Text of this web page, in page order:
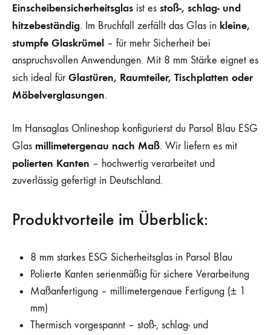
Einscheibensicherheitsglas ist es stoß-, schlag- und
hitzebeständig. Im Bruchfall zerfällt das Glas in kleine,
stumpfe Glaskrümel – für mehr Sicherheit bei
anspruchsvollen Anwendungen. Mit 8 mm Stärke eignet es
sich ideal fürGlastüren, Raumteiler, Tischplatten oder
Möbelverglasungen.
Im Hansaglas Onlineshop konfigurierst du Parsol Blau ESG
Glas millimetergenau nach Maß. Wir liefern es mit
polierten Kanten – hochwertig verarbeitet und
zuverlässig gefertigt in Deutschland.
Produktvorteile im Überblick:
8 mm starkes ESG Sicherheitsglas in Parsol Blau
Polierte Kanten serienmäßig für sichere Verarbeitung
Maßanfertigung – millimetergenaue Fertigung (± 1
mm)
Thermisch vorgespannt – stoß-, schlag- und